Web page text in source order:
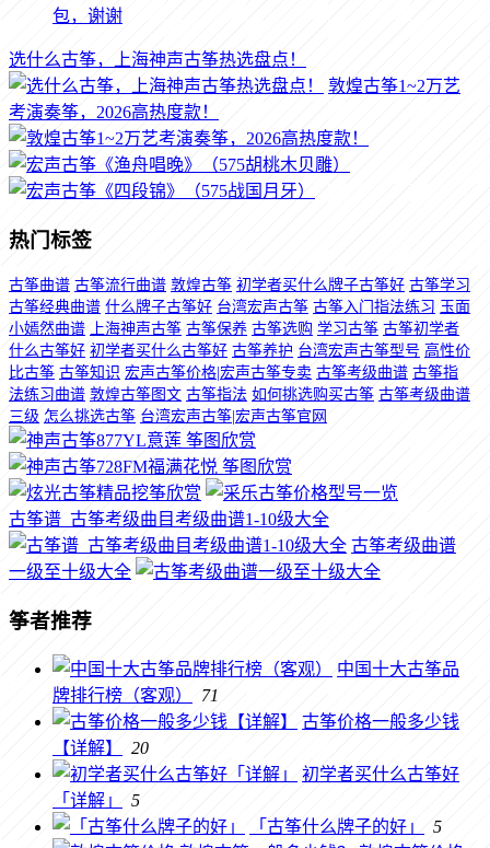
包，谢谢
选什么古筝，上海神声古筝热选盘点！
敦煌古筝1~2万艺
考演奏筝，2026高热度款！
热门标签
古筝曲谱 古筝流行曲谱 敦煌古筝 初学者买什么牌子古筝好 古筝学习
古筝经典曲谱 什么牌子古筝好 台湾宏声古筝 古筝入门指法练习 玉面
小嫣然曲谱
上海神声古筝 古筝保养 古筝选购 学习古筝 古筝初学者
什么古筝好 初学者买什么古筝好 古筝养护 台湾宏声古筝型号 高性价
比古筝 古筝知识 宏声古筝价格|宏声古筝专卖 古筝考级曲谱 古筝指
法练习曲谱 敦煌古筝图文 古筝指法 如何挑选购买古筝 古筝考级曲谱
三级 怎么挑选古筝 台湾宏声古筝|宏声古筝官网
古筝谱_古筝考级曲目考级曲谱1-10级大全
古筝考级曲谱
一级至十级大全
筝者推荐
中国十大古筝品
牌排行榜（客观）
71
古筝价格一般多少钱
【详解】
20
初学者买什么古筝好
「详解」
5
「古筝什么牌子的好」
5